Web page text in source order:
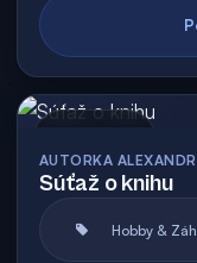
AUTORKA
Súťaž o knihu
Hobby &